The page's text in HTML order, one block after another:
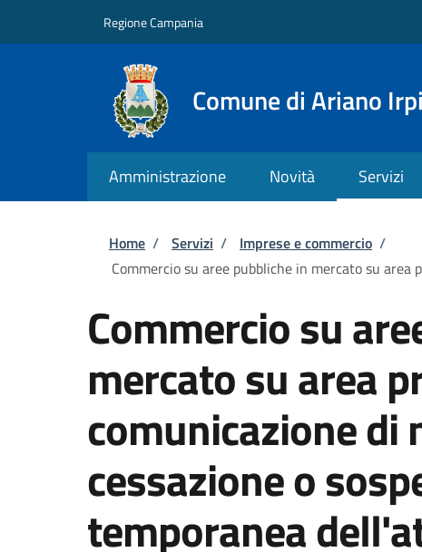
Regione Campania
Comune di Ariano
Amministrazione Novità Servizi
Briciole di pane
Home / Servizi / Imprese e commercio /
Commercio su aree pubbliche in mercato su
Commercio su
mercato su area
comunicazione di
cessazione o
temporanea